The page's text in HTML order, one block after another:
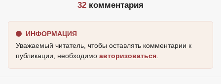
32 комментария
ИНФОРМАЦИЯ
Уважаемый читатель, чтобы оставлять комментарии к
публикации, необходимо авторизоваться